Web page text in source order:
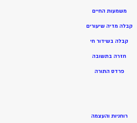
משמעות החיים
קבלה מדיה שיעורים
קבלה בשידור חי
חזרה בתשובה
פרדס התורה
רוחניות והעצמה